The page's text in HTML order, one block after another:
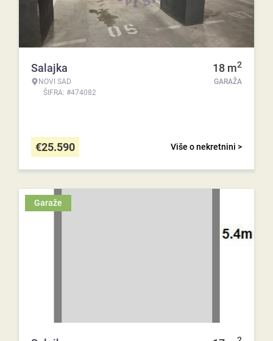
Salajka
NOVI SAD
ŠIFRA: #474082
18 m2
GARAŽA
Više o nekretnini >
€25.590
Garaže